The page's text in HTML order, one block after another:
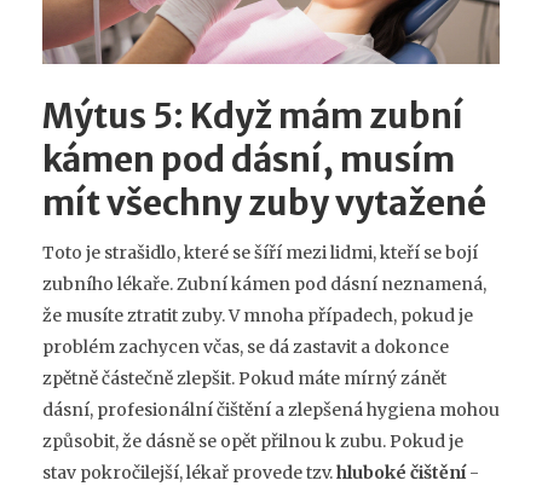
Mýtus 5: Když mám zubní
kámen pod dásní, musím
mít všechny zuby vytažené
Toto je strašidlo, které se šíří mezi lidmi, kteří se bojí
zubního lékaře. Zubní kámen pod dásní neznamená,
že musíte ztratit zuby. V mnoha případech, pokud je
problém zachycen včas, se dá zastavit a dokonce
zpětně částečně zlepšit. Pokud máte mírný zánět
dásní, profesionální čištění a zlepšená hygiena mohou
způsobit, že dásně se opět přilnou k zubu. Pokud je
stav pokročilejší, lékař provede tzv.hluboké čištění-